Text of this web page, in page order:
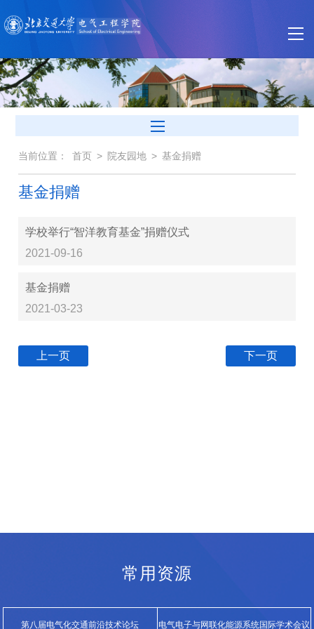
当前位置： 首页 > 院友园地 > 基金捐赠
基金捐赠
学校举行“智洋教育基金”捐赠仪式
2021-09-16
基金捐赠
2021-03-23
上一页 下一页
常用资源
第八届电气化交通前沿技术论坛 电气电子与网联化能源系统国际学术会议